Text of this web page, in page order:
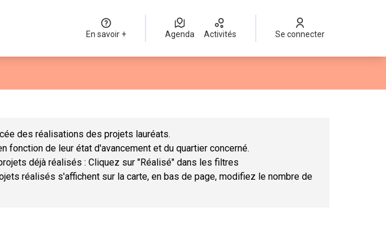
En savoir + Agenda Activités Se connecter
des réalisations des projets lauréats.
fonction de leur état d'avancement et du quartier concerné.
déjà réalisés : Cliquez sur "Réalisé" dans les filtres
réalisés s'affichent sur la carte, en bas de page, modifiez le nombre de